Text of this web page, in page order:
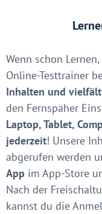
Wenn schon
Online-Testtrainer
Inhalten und
den Fernspäher
Laptop, Tablet,
jederzeit! Unsere
abgerufen werden
App im App-Store
Nach der
kannst du die